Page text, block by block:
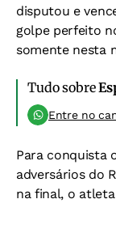
disputou e
golpe perfeito
somente nesta
Tudo sobre
Entre no
Para conquista
adversários do
na final, o